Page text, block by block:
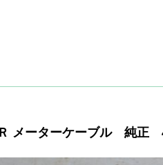
Ｒ メーターケーブル 純正